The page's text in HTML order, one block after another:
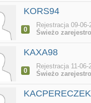
KORS94
0
Rejestracja 09-
Świeżo
KAXA98
0
Rejestracja 11-06-
Świeżo